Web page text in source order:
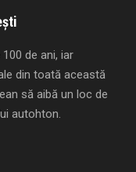
de ani, iar
din toată această
să aibă un loc de
autohton.